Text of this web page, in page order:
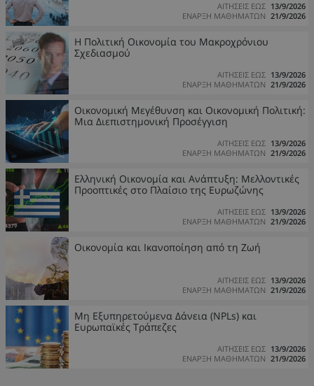
ΑΙΤΗΣΕΙΣ ΕΩΣ 13/9/2026
ΕΝΑΡΞΗ ΜΑΘΗΜΑΤΩΝ 21/9/2026
Η Πολιτική Οικονομία του Μακροχρόνιου
Σχεδιασμού
ΑΙΤΗΣΕΙΣ ΕΩΣ 13/9/2026
ΕΝΑΡΞΗ ΜΑΘΗΜΑΤΩΝ 21/9/2026
Οικονομική Μεγέθυνση και Οικονομική Πολιτική:
Μια Διεπιστημονική Προσέγγιση
ΑΙΤΗΣΕΙΣ ΕΩΣ 13/9/2026
ΕΝΑΡΞΗ ΜΑΘΗΜΑΤΩΝ 21/9/2026
Ελληνική Οικονομία και Ανάπτυξη: Μελλοντικές
Προοπτικές στο Πλαίσιο της Ευρωζώνης
ΑΙΤΗΣΕΙΣ ΕΩΣ 13/9/2026
ΕΝΑΡΞΗ ΜΑΘΗΜΑΤΩΝ 21/9/2026
Οικονομία και Ικανοποίηση από τη Ζωή
ΑΙΤΗΣΕΙΣ ΕΩΣ 13/9/2026
ΕΝΑΡΞΗ ΜΑΘΗΜΑΤΩΝ 21/9/2026
Μη Εξυπηρετούμενα Δάνεια (NPLs) και
Ευρωπαϊκές Τράπεζες
ΑΙΤΗΣΕΙΣ ΕΩΣ 13/9/2026
ΕΝΑΡΞΗ ΜΑΘΗΜΑΤΩΝ 21/9/2026